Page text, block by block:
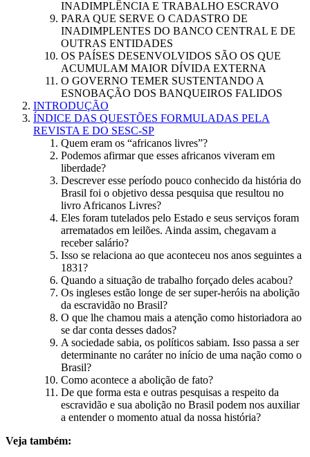
INADIMPLÊNCIA E TRABALHO ESCRAVO
PARA QUE SERVE O CADASTRO DE
INADIMPLENTES DO BANCO CENTRAL E DE
OUTRAS ENTIDADES
OS PAÍSES DESENVOLVIDOS SÃO OS QUE
ACUMULAM MAIOR DÍVIDA EXTERNA
O GOVERNO TEMER SUSTENTANDO A
ESNOBAÇÃO DOS BANQUEIROS FALIDOS
INTRODUÇÃO
ÍNDICE DAS QUESTÕES FORMULADAS PELA
REVISTA E DO SESC-SP
Quem eram os “africanos livres”?
Podemos afirmar que esses africanos viveram em
liberdade?
Descrever esse período pouco conhecido da história do
Brasil foi o objetivo dessa pesquisa que resultou no
livro Africanos Livres?
Eles foram tutelados pelo Estado e seus serviços foram
arrematados em leilões. Ainda assim, chegavam a
receber salário?
Isso se relaciona ao que aconteceu nos anos seguintes a
1831?
Quando a situação de trabalho forçado deles acabou?
Os ingleses estão longe de ser super-heróis na abolição
da escravidão no Brasil?
O que lhe chamou mais a atenção como historiadora ao
se dar conta desses dados?
A sociedade sabia, os políticos sabiam. Isso passa a ser
determinante no caráter no início de uma nação como o
Brasil?
Como acontece a abolição de fato?
De que forma esta e outras pesquisas a respeito da
escravidão e sua abolição no Brasil podem nos auxiliar
a entender o momento atual da nossa história?
Veja também: